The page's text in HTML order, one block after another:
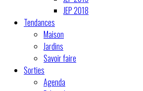
JEP 2018
Tendances
Maison
Jardins
Savoir faire
Sorties
Agenda